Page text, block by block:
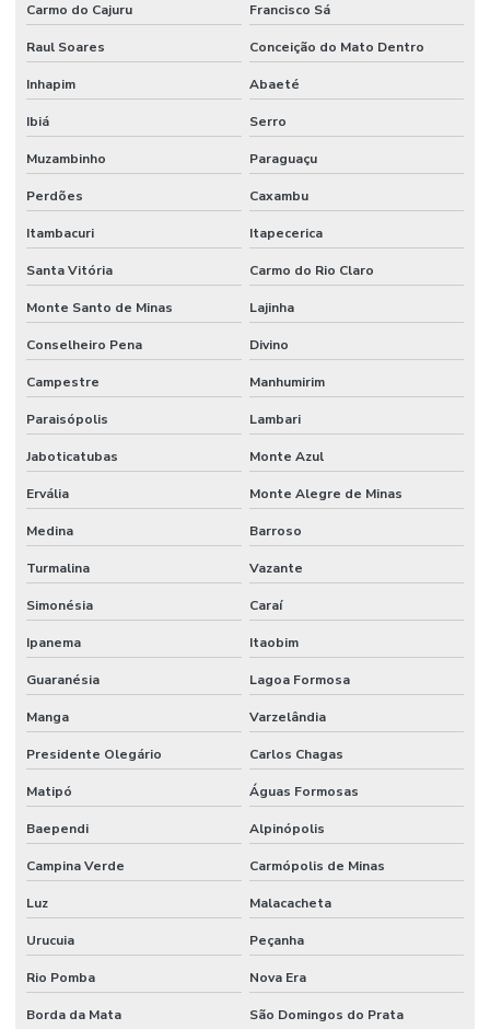
Carmo do Cajuru Francisco Sá
Raul Soares Conceição do Mato Dentro
Inhapim Abaeté
Ibiá Serro
Muzambinho Paraguaçu
Perdões Caxambu
Itambacuri Itapecerica
Santa Vitória Carmo do Rio Claro
Monte Santo de Minas Lajinha
Conselheiro Pena Divino
Campestre Manhumirim
Paraisópolis Lambari
Jaboticatubas Monte Azul
Ervália Monte Alegre de Minas
Medina Barroso
Turmalina Vazante
Simonésia Caraí
Ipanema Itaobim
Guaranésia Lagoa Formosa
Manga Varzelândia
Presidente Olegário Carlos Chagas
Matipó Águas Formosas
Baependi Alpinópolis
Campina Verde Carmópolis de Minas
Luz Malacacheta
Urucuia Peçanha
Rio Pomba Nova Era
Borda da Mata São Domingos do Prata